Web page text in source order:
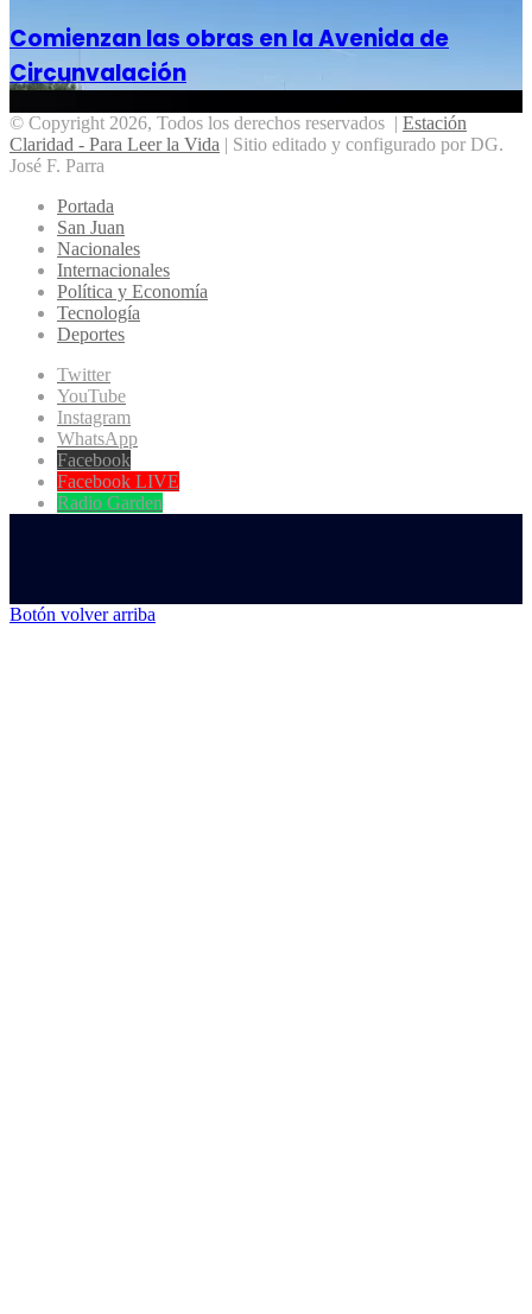
Comienzan las obras en la Avenida de
Circunvalación
© Copyright 2026, Todos los derechos reservados | Estación
Claridad - Para Leer la Vida | Sitio editado y configurado por DG.
José F. Parra
Portada
San Juan
Nacionales
Internacionales
Política y Economía
Tecnología
Deportes
Twitter
YouTube
Instagram
WhatsApp
Facebook
Facebook LIVE
Radio Garden
Botón volver arriba